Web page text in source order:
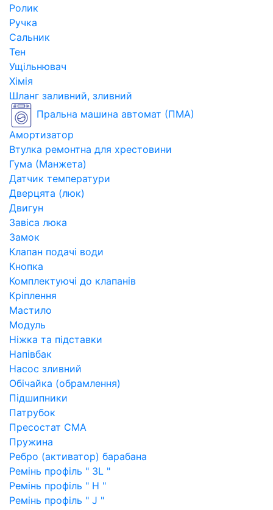
Ролик
Ручка
Сальник
Тен
Ущільнювач
Хімія
Шланг заливний, зливний
Пральна машина автомат (ПМА)
Амортизатор
Втулка ремонтна для хрестовини
Гума (Манжета)
Датчик температури
Дверцята (люк)
Двигун
Завіса люка
Замок
Клапан подачі води
Кнопка
Комплектуючі до клапанів
Кріплення
Мастило
Модуль
Ніжка та підставки
Напівбак
Насос зливний
Обічайка (обрамлення)
Підшипники
Патрубок
Пресостат СМА
Пружина
Ребро (активатор) барабана
Ремінь профіль " 3L "
Ремінь профіль " H "
Ремінь профіль " J "